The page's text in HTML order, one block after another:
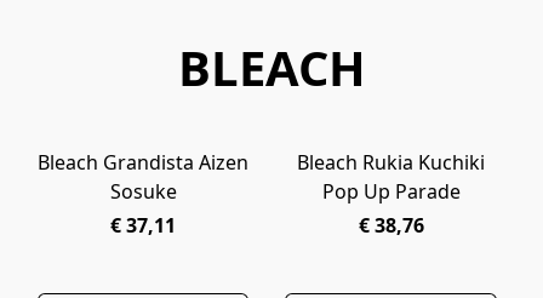
BLEACH
PRÉCOMMANDE
Bleach Grandista Aizen
Sosuke
€ 37,11
Bleach Rukia Kuchiki
Pop Up Parade
€ 38,76